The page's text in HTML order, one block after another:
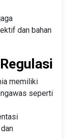
dan bahan
memiliki
seperti